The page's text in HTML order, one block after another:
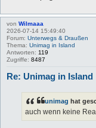
von Wilmaaa
2026-07-14 15:49:40
Forum: Unterwegs & Draußen
Thema: Unimag in Island
Antworten: 119
Zugriffe: 8487
Re: Unimag in Island
unimag hat
auch wenn keine